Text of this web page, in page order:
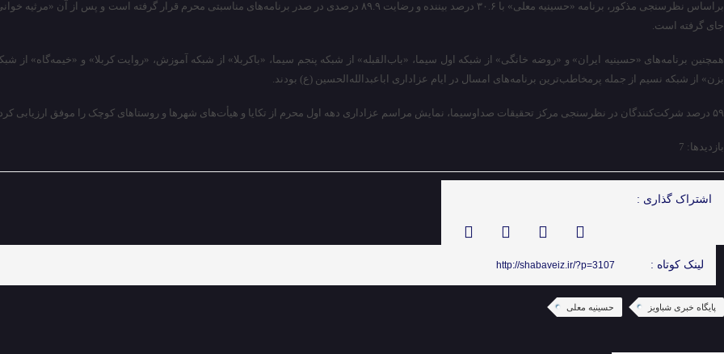
جای گرفته است.
همچنین برنامه‌های «حسینیه ایران» و «روضه خانگی» از شبکه اول سیما، «باب‌القبله» از شبکه پنجم سیما، «باکربلا» از شبکه آموزش، «روایت کربلا» و «خیمه‌گاه»
بزن» از شبکه نسیم از جمله پرمخاطب‌ترین برنامه‌های امسال در ایام عزاداری اباعبدالله‌الحسین (ع) بودند.
۵۹ درصد شرکت‌کنندگان در نظرسنجی مرکز تحقیقات صداوسیما، نمایش مراسم عزاداری دهه اول محرم از تکایا و هیأت‌های شهرها و روستاهای کوچک را موفق ارزیابی کرده‌اند.
بازدیدها: 7
اشتراک گذاری :
لینک کوتاه : http://shabaveiz.ir/?p=3107
پایگاه خبری شباویز حسینیه معلی